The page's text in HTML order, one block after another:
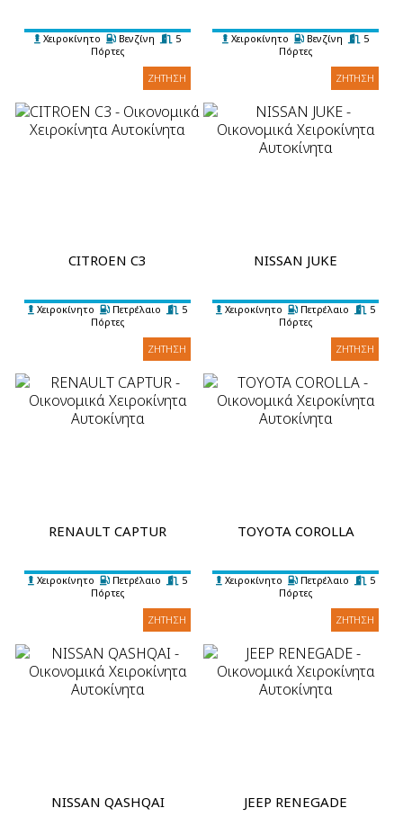
Χειροκίνητο Βενζίνη
5
Πόρτες
3 Βαλίτσες
A/C
ΖΉΤΗΣΗ
Χειροκίνητο Βενζίνη
5
Πόρτες
3 Βαλίτσες
A/C
ΖΉΤΗΣΗ
CITROEN C3
Χειροκίνητο Πετρέλαιο
5
Πόρτες
ΖΉΤΗΣΗ
NISSAN JUKE
Χειροκίνητο Πετρέλαιο
5
Πόρτες
ΖΉΤΗΣΗ
RENAULT CAPTUR
Χειροκίνητο Πετρέλαιο
5
Πόρτες
ΖΉΤΗΣΗ
TOYOTA COROLLA
Χειροκίνητο Πετρέλαιο
5
Πόρτες
ΖΉΤΗΣΗ
NISSAN QASHQAI JEEP RENEGADE